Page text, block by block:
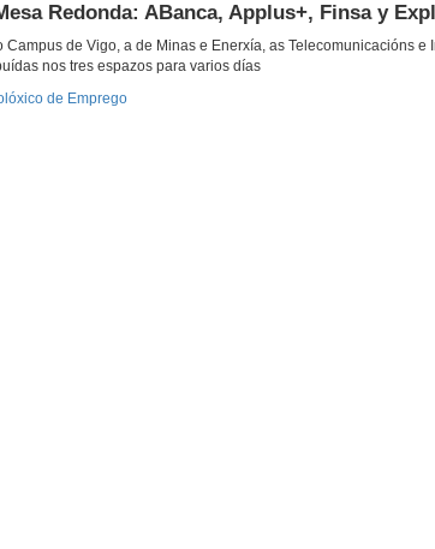
Redonda: ABanca, Applus+, Finsa y
de Vigo, a de Minas e Enerxía, as Telecomunicacións
nos tres espazos para varios días
de Emprego